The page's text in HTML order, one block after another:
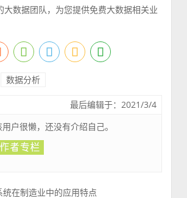
大数据团队，为您提供免费大数据相关业
数据分析
最后编辑于：2021/3/4
用户很懒，还没有介绍自己。
统在制造业中的应用特点